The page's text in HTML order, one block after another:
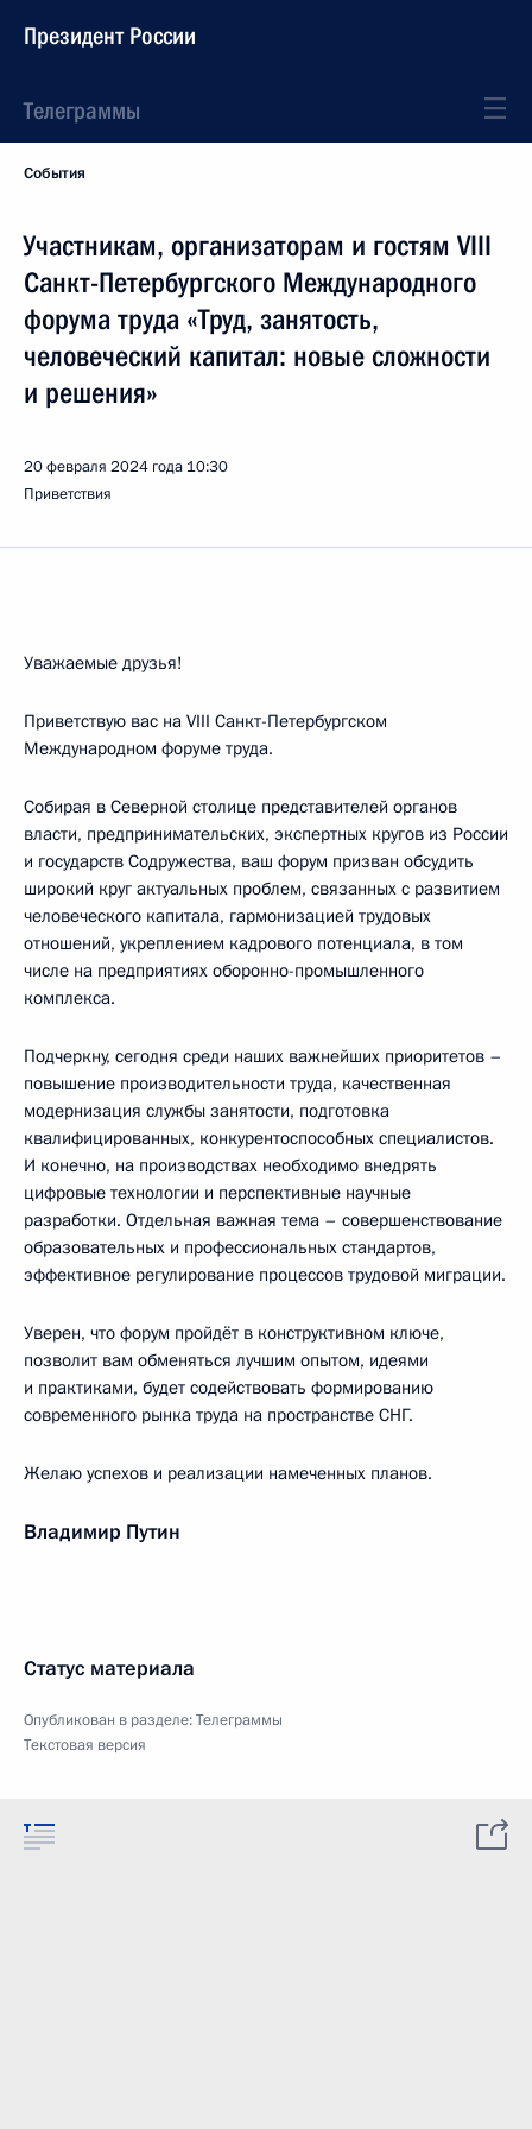
Президент России
Телеграммы
События
Участникам, организаторам и гостям VIII
Санкт-Петербургского Международного
форума труда «Труд, занятость,
человеческий капитал: новые сложности
и решения»
20 февраля 2024 года 10:30
Приветствия
Уважаемые друзья!
Приветствую вас на VIII Санкт-Петербургском
Международном форуме труда.
Собирая в Северной столице представителей органов
власти, предпринимательских, экспертных кругов из России
и государств Содружества, ваш форум призван обсудить
широкий круг актуальных проблем, связанных с развитием
человеческого капитала, гармонизацией трудовых
отношений, укреплением кадрового потенциала, в том
числе на предприятиях оборонно-промышленного
комплекса.
Подчеркну, сегодня среди наших важнейших приоритетов –
повышение производительности труда, качественная
модернизация службы занятости, подготовка
квалифицированных, конкурентоспособных специалистов.
И конечно, на производствах необходимо внедрять
цифровые технологии и перспективные научные
разработки. Отдельная важная тема – совершенствование
образовательных и профессиональных стандартов,
эффективное регулирование процессов трудовой миграции.
Уверен, что форум пройдёт в конструктивном ключе,
позволит вам обменяться лучшим опытом, идеями
и практиками, будет содействовать формированию
современного рынка труда на пространстве СНГ.
Желаю успехов и реализации намеченных планов.
Владимир Путин
Статус материала
Опубликован в разделе:Телеграммы
Текстовая версия